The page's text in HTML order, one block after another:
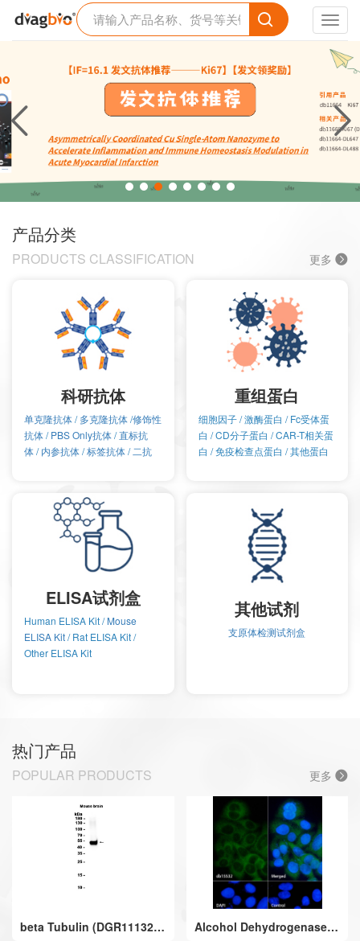
产品分类
PRODUCTS CLASSIFICATION 更多
科研抗体
单克隆抗体/多克隆抗体/修饰性
抗体/PBS Only抗体/直标抗
体/内参抗体/标签抗体/二抗
重组蛋白
细胞因子/激酶蛋白 /Fc受体蛋
白 /CD分子蛋白 /CAR-T相关蛋
白 /免疫检查点蛋白 /其他蛋白
ELISA试剂盒
Human ELISA Kit/Mouse
ELISA Kit/Rat ELISA Kit/
Other ELISA Kit
其他试剂
支原体检测试剂盒
热门产品
POPULAR PRODUCTS 更多
beta Tubulin (DGR11132)
Alcohol Dehydrogenase